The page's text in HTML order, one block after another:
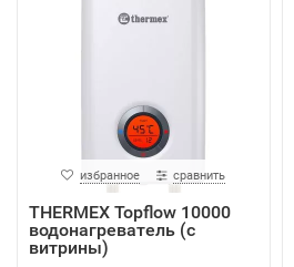
избранное сравнить
THERMEX Topflow 10000
водонагреватель (с
витрины)